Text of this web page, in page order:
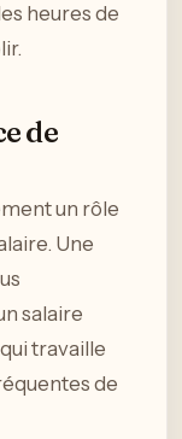
heures de
de
un rôle
Une
salaire
travaille
de